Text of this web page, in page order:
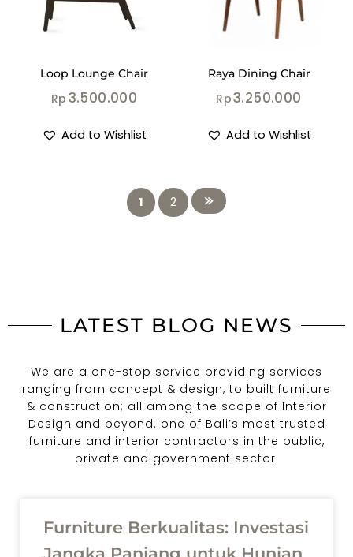
Loop Lounge Chair
Rp 3.500.000
Add to Wishlist
Raya Dining Chair
Rp3.250.000
Add to Wishlist
1 2
LATEST BLOG NEWS
We are a one-stop service providing services
ranging from concept & design, to built furniture
& construction; all among the scope of Interior
Design and beyond. one of Bali’s most trusted
furniture and interior contractors in the public,
private and government sector.
Furniture Berkualitas: Investasi